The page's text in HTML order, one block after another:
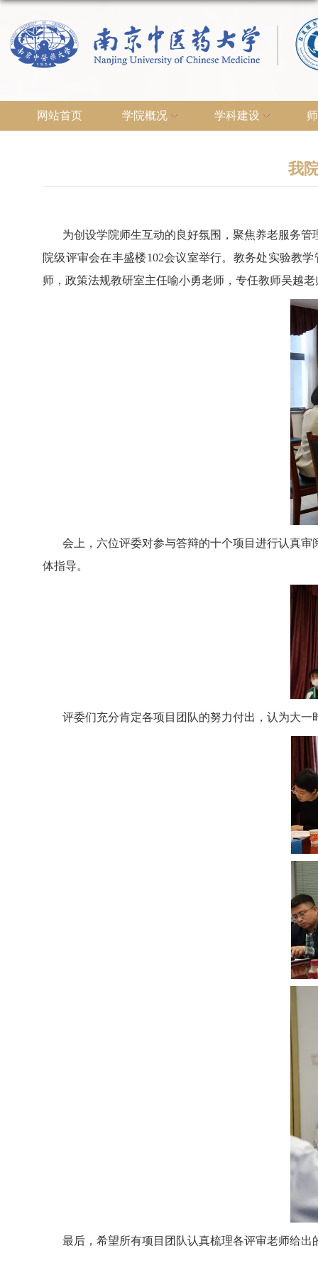
网站首页 学院概况 学科建设
我
为创设学院师生互动的良好氛围，聚焦养老服务管
院级评审会在丰盛楼102会议室举行。教务处实验教
师，政策法规教研室主任喻小勇老师，专任教师吴越
会上，六位评委对参与答辩的十个项目进行认真
体指导。
评委们充分肯定各项目团队的努力付出，认为大
最后，希望所有项目团队认真梳理各评审老师给